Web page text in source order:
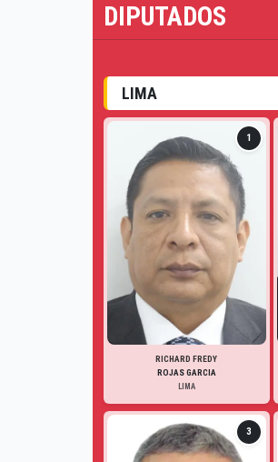
DIPUTADOS
LIMA
1
RICHARD FREDY
ROJAS GARCIA
LIMA
3